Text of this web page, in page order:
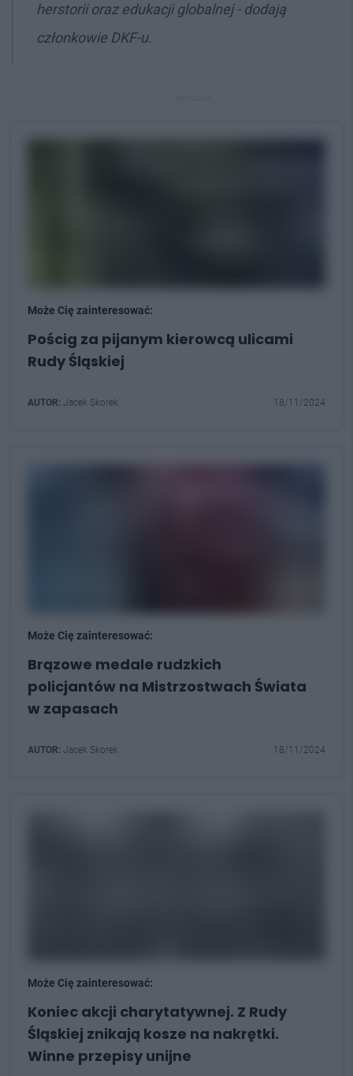
herstorii oraz edukacji globalnej - dodają
członkowie DKF-u.
Może Cię zainteresować:
Pościg za pijanym kierowcą ulicami
Rudy Śląskiej
AUTOR: Jacek Skorek 18/11/2024
Może Cię zainteresować:
Brązowe medale rudzkich
policjantów na Mistrzostwach Świata
w zapasach
AUTOR: Jacek Skorek 18/11/2024
Może Cię zainteresować:
Koniec akcji charytatywnej. Z Rudy
Śląskiej znikają kosze na nakrętki.
Winne przepisy unijne